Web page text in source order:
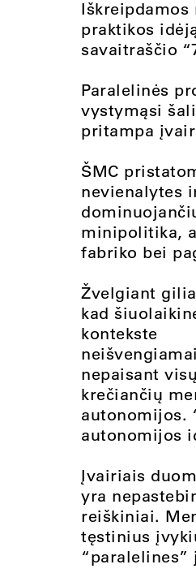
praktikos
savaitraščio
Paralelinės
vystymąsi
pritampa
ŠMC
nevienalytes
minipolitika,
fabriko bei
Žvelgiant
kad
kontekste
nepaisant
krečiančių
autonomijos.
autonomijos
Įvairiais
yra
reiškiniai.
tęstinius